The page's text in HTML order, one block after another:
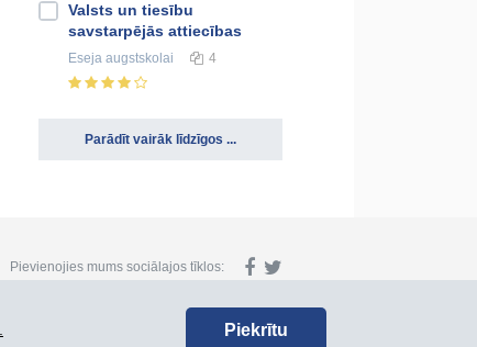
Valsts un tiesību
savstarpējās attiecības
Eseja augstskolai 4
Parādīt vairāk līdzīgos ...
Pievienojies mums sociālajos tīklos:
Piekrītu